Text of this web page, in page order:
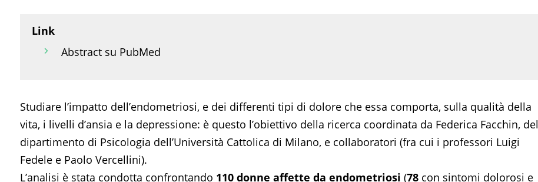
Link
Abstract su PubMed
Studiare l’impatto dell’endometriosi, e dei differenti tipi di dolore che essa comporta, sulla qualità della
vita, i livelli d’ansia e la depressione: è questo l’obiettivo della ricerca coordinata da Federica Facchin, del
dipartimento di Psicologia dell’Università Cattolica di Milano, e collaboratori (fra cui i professori Luigi
Fedele e Paolo Vercellini).
L’analisi è stata condotta confrontando 110 donne affette da endometriosi (78con sintomi dolorosi e